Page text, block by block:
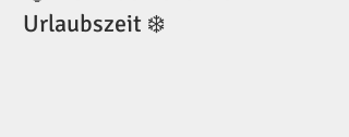
Urlaubszeit ❄️